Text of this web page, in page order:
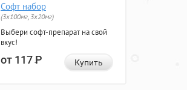
Софт набор
(3x100мг, 3x20мг)
Выбери софт-препарат на свой
вкус!
от 117Р Купить